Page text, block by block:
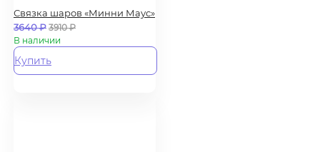
Связка шаров «Минни Маус»
3640₽ 3910₽
В наличии
Купить